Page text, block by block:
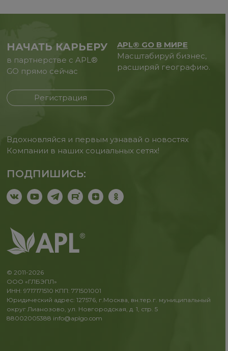
НАЧАТЬ КАРЬЕРУ
в партнерстве с APL®
GO прямо сейчас
Регистрация
APL® GO В МИРЕ
Масштабируй бизнес,
расширяй географию.
Вдохновляйся и первым узнавай о новостях
Компании в наших социальных сетях!
ПОДПИШИСЬ:
© 2011-2026
ООО «ГЛБЭПЛ»
ИНН: 9717171510 КПП: 771501001
Юридический адрес: 127576, г.Москва, вн.тер.г. муниципальный
округ Лианозово, ул. Новгородская, д. 1, стр. 5
88002005388 info@aplgo.com